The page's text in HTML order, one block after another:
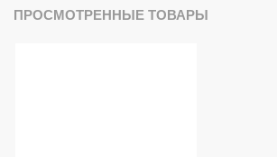
ПРОСМОТРЕННЫЕ ТОВАРЫ